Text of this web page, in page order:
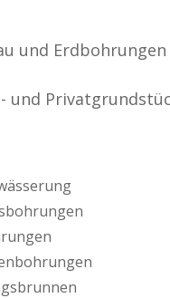
und Erdbohrungen
und